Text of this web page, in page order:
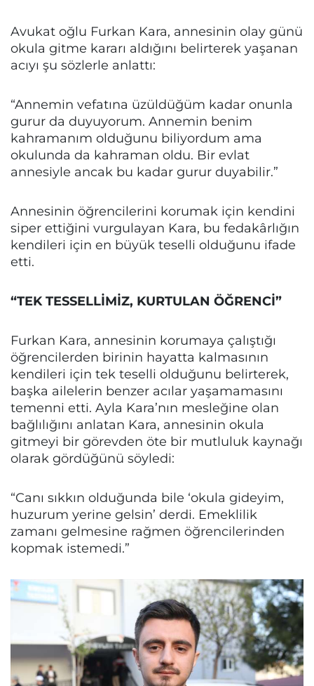
Avukat oğlu Furkan Kara, annesinin olay günü
okula gitme kararı aldığını belirterek yaşanan
acıyı şu sözlerle anlattı:
“Annemin vefatına üzüldüğüm kadar onunla
gurur da duyuyorum. Annemin benim
kahramanım olduğunu biliyordum ama
okulunda da kahraman oldu. Bir evlat
annesiyle ancak bu kadar gurur duyabilir.”
Annesinin öğrencilerini korumak için kendini
siper ettiğini vurgulayan Kara, bu fedakârlığın
kendileri için en büyük teselli olduğunu ifade
etti.
“TEK TESSELLİMİZ, KURTULAN ÖĞRENCİ”
Furkan Kara, annesinin korumaya çalıştığı
öğrencilerden birinin hayatta kalmasının
kendileri için tek teselli olduğunu belirterek,
başka ailelerin benzer acılar yaşamamasını
temenni etti. Ayla Kara’nın mesleğine olan
bağlılığını anlatan Kara, annesinin okula
gitmeyi bir görevden öte bir mutluluk kaynağı
olarak gördüğünü söyledi:
“Canı sıkkın olduğunda bile ‘okula gideyim,
huzurum yerine gelsin’ derdi. Emeklilik
zamanı gelmesine rağmen öğrencilerinden
kopmak istemedi.”